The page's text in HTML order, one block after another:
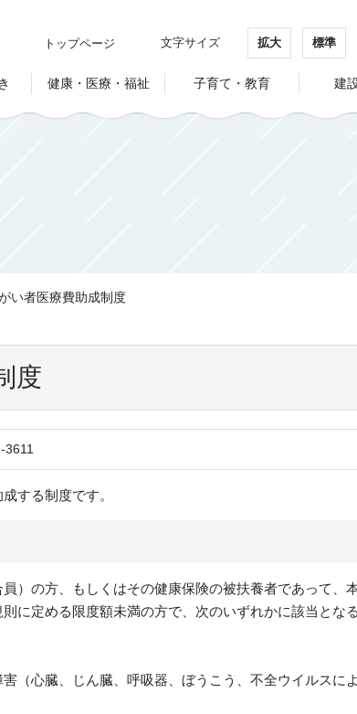
健康・医療・福祉 子育て・教育 建
トップページ 文字サイズ 拡大 標準
い者医療費助成制度
度
する制度です。
）の方、もしくはその健康保険の被扶養者であって、
に定める限度額未満の方で、次のいずれかに該当となる
心臓、じん臓、呼吸器、ぼうこう、不全ウイルスによ